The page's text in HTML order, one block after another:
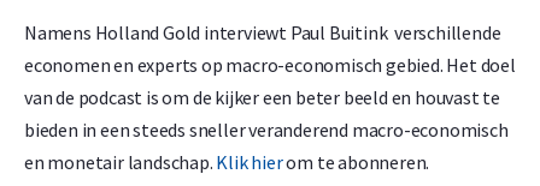
Namens Holland Gold interviewt Paul Buitink verschillende
economen en experts op macro-economisch gebied. Het doel
van de podcast is om de kijker een beter beeld en houvast te
bieden in een steeds sneller veranderend macro-economisch
en monetair landschap. Klik hierom te abonneren.